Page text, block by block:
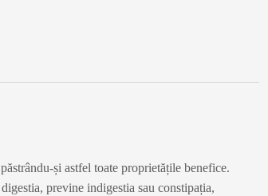
și astfel toate proprietățile benefice.
previne indigestia sau constipația,